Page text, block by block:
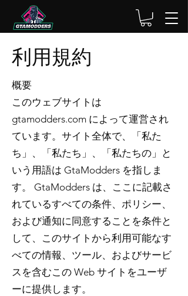
利用規約
概要
このウェブサイトは
gtamodders.com によって運営され
ています。サイト全体で、「私た
ち」、「私たち」、「私たちの」と
いう用語は GtaModders を指しま
す。 GtaModders は、ここに記載さ
れているすべての条件、ポリシー、
および通知に同意することを条件と
して、このサイトから利用可能なす
べての情報、ツール、およびサービ
スを含むこの Web サイトをユーザ
ーに提供します。